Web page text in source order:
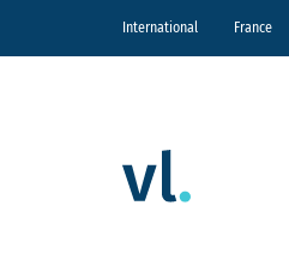
International France